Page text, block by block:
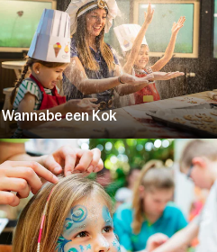
Wannabe een Kok